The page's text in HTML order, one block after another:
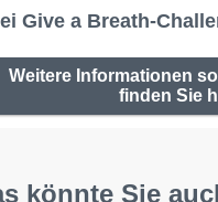
Give a Breath-
Weitere Informationen
finden Sie
könnte Sie